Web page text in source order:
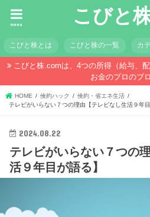
こびと
menu
こびと株とは こびと株の一覧 カ
こびと株.comは、4つの所得（給与、
お金のプロのブ
HOME 倹約ハック
倹約・省エネ生活
テレビがいらない７つの理由【テレビなし生活９年目
2024.08.22
テレビがいらない７つの
活９年目が語る】